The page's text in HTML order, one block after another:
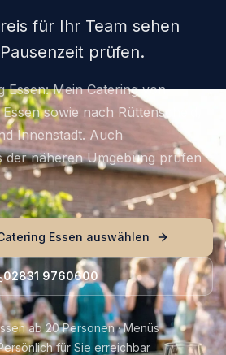
für Ihr Team sehen
prüfen.
Essen: Mein Catering von
sowie nach Rüttenscheid,
Innenstadt. Auch
der näheren Umgebung prüfen
Essen auswählen
02831 9760600
ab 20 Personen · Menüs
für Sie erreichbar